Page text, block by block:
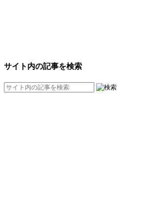
サイト内の記事を検索